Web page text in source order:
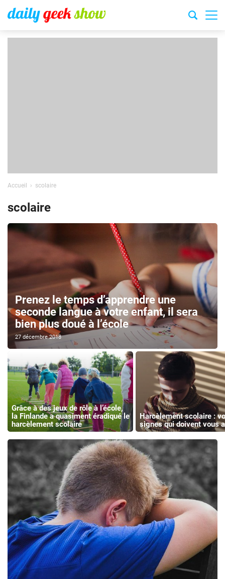
Accueil scolaire
scolaire
Prenez le temps d’apprendre une
seconde langue à votre enfant, il sera
bien plus doué à l’école
27 décembre 2018
Grâce à des jeux de rôle à l’école,
la Finlande a quasiment éradiqué le
harcèlement scolaire
Harcèlement scolaire :
signes qui doivent vous